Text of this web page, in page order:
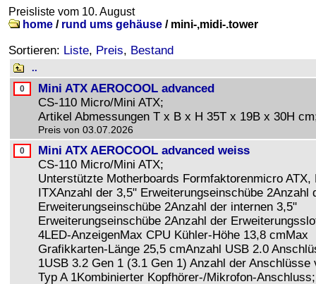
Preisliste vom 10. August
home / rund ums gehäuse / mini-,midi-.tower
Sortieren: Liste, Preis, Bestand
..
Mini ATX AEROCOOL advanced
CS-110 Micro/Mini ATX;
Artikel Abmessungen T x B x H 35T x 19B x 30H
Preis von 03.07.2026
Mini ATX AEROCOOL advanced weiss
CS-110 Micro/Mini ATX;
Unterstützte Motherboards Formfaktorenmicro ATX,
ITXAnzahl der 3,5" Erweiterungseinschübe 2Anzahl
Erweiterungseinschübe 2Anzahl der internen 3,5"
Erweiterungseinschübe 2Anzahl der
4LED-AnzeigenMax CPU Kühler-Höhe 13,8 cmMax
Grafikkarten-Länge 25,5 cmAnzahl USB 2.0
1USB 3.2 Gen 1 (3.1 Gen 1) Anzahl der Anschlüsse
Typ A 1Kombinierter Kopfhörer-/Mikrofon-